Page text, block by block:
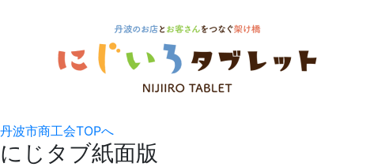
丹波市商工会TOPへ
にじタブ紙面版